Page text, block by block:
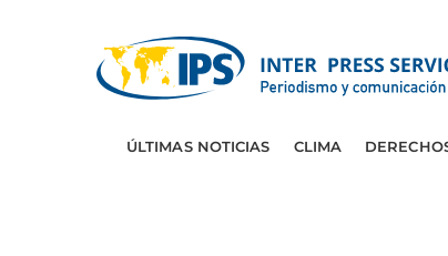
ÚLTIMAS NOTICIAS CLIMA